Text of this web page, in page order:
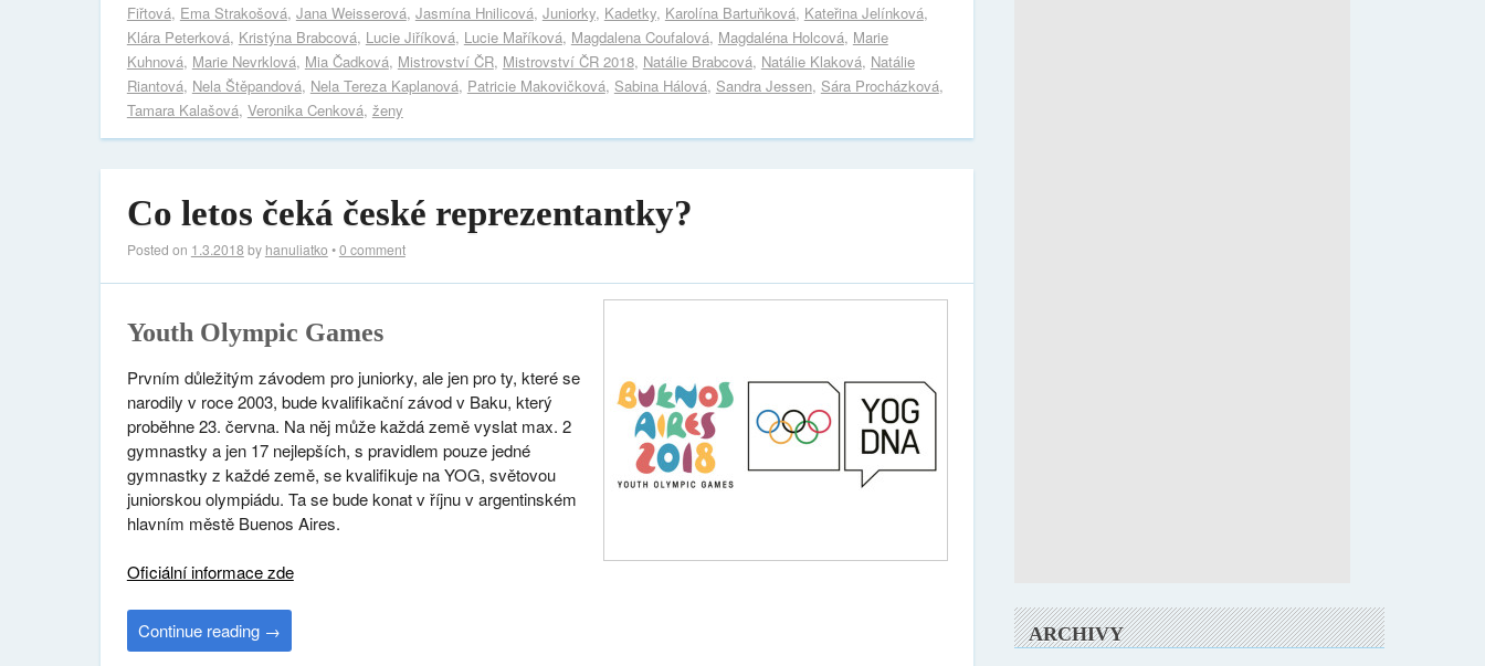
Fiřtová, Ema Strakošová, Jana Weisserová, Jasmína Hnilicová, Juniorky, Kadetky, Karolína Bartuňková, Kateřina Jelínková,
Klára Peterková, Kristýna Brabcová, Lucie Jiříková, Lucie Maříková, Magdalena Coufalová, Magdaléna Holcová, Marie
Kuhnová, Marie Nevrklová, Mia Čadková, Mistrovství ČR, Mistrovství ČR 2018, Natálie Brabcová, Natálie Klaková, Natálie
Riantová, Nela Štěpandová, Nela Tereza Kaplanová, Patricie Makovičková, Sabina Hálová, Sandra Jessen, Sára Procházková,
Tamara Kalašová, Veronika Cenková, ženy
Co letos čeká české reprezentantky?
Posted on 1.3.2018 by hanuliatko •0 comment
Youth Olympic Games
Prvním důležitým závodem pro juniorky, ale jen pro ty, které se
narodily v roce 2003, bude kvalifikační závod v Baku, který
proběhne 23. června. Na něj může každá země vyslat max. 2
gymnastky a jen 17 nejlepších, s pravidlem pouze jedné
gymnastky z každé země, se kvalifikuje na YOG, světovou
juniorskou olympiádu. Ta se bude konat v říjnu v argentinském
hlavním městě Buenos Aires.
Oficiální informace zde
Continue reading → ARCHIVY